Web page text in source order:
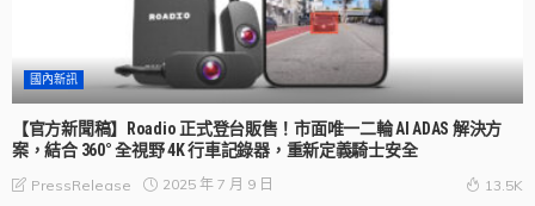
國內新訊
【官方新聞稿】Roadio 正式登台販售！市面唯一二輪 AI ADAS 解決方
案，結合 360° 全視野 4K 行車記錄器，重新定義騎士安全
PressRelease 2025 年 7 月 9 日 13.5K